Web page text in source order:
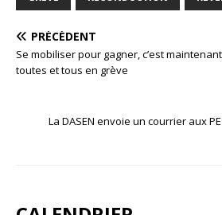
PRÉCÉDENT
Se mobiliser pour gagner, c’est
toutes et tous en grève
La DASEN envoie un courrier aux